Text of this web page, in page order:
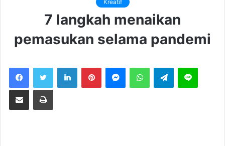
Kreatif
7 langkah menaikan
pemasukan selama pandemi
LinkedInPinterestMessengerWhatsAppTelegramLine
Share via Email Print